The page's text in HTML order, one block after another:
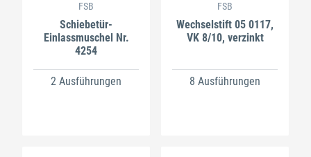
FSB
Schiebetür-
Einlassmuschel Nr.
4254
2 Ausführungen
FSB
Wechselstift 05 0117,
VK 8/10, verzinkt
8 Ausführungen